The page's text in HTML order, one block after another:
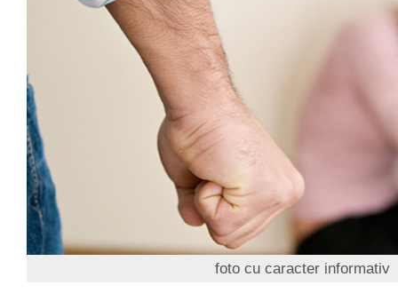
foto cu caracter informativ